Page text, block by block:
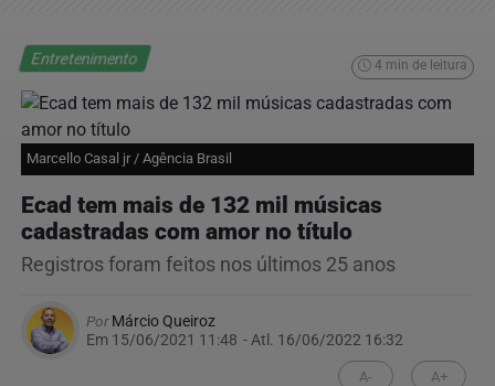
Entretenimento 4 min de leitura
Marcello Casal jr / Agência Brasil
Ecad tem mais de 132 mil músicas
cadastradas com amor no título
Registros foram feitos nos últimos 25 anos
PorMárcio Queiroz
Em 15/06/2021 11:48 - Atl. 16/06/2022 16:32
A- A+